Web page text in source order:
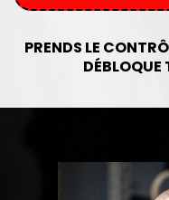
PRENDS LE
DÉBLOQUE